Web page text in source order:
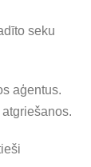
seku
aģentus.